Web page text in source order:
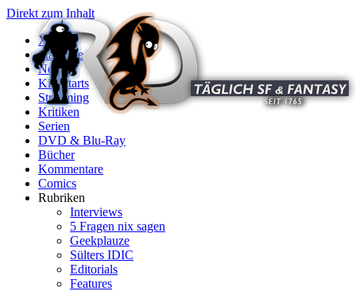
Direkt zum Inhalt
X
Startseite
News
Kinostarts
Streaming
Kritiken
Serien
DVD & Blu-Ray
Bücher
Kommentare
Comics
Rubriken
Interviews
5 Fragen nix sagen
Geekplauze
Sülters IDIC
Editorials
Features